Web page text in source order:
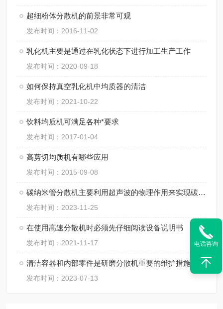
超细粉体分散机的前景非常可观
发布时间：2016-11-02
乳化机主要是通过在乳化状态下进行加工生产工作
发布时间：2020-09-18
如何保持真空乳化机中均质器的清洁
发布时间：2021-10-22
饮料均质机可满足各种*要求
发布时间：2017-01-04
高剪切均质机有哪些应用
发布时间：2015-09-08
碳纳米管分散机主要利用超声波的物理作用来实现碳纳米管的分散
发布时间：2023-11-25
在使用高速分散机时必须先仔细阅读设备说明书
发布时间：2021-11-17
清洁容器和内部零件是研磨分散机重要的维护措施
发布时间：2023-07-13
电话咨询